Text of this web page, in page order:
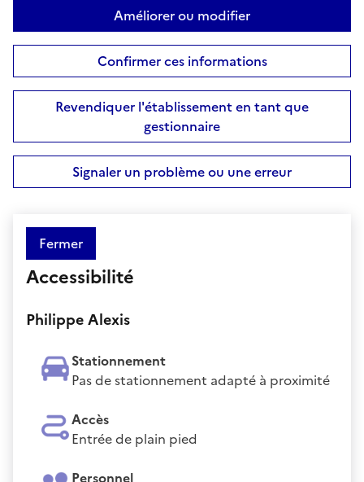
Améliorer ou modifier
Confirmer ces informations
Revendiquer l'établissement en tant que
gestionnaire
Signaler un problème ou une erreur
Fermer
Accessibilité
Philippe Alexis
Stationnement
Pas de stationnement adapté à proximité
Accès
Entrée de plain pied
Personnel